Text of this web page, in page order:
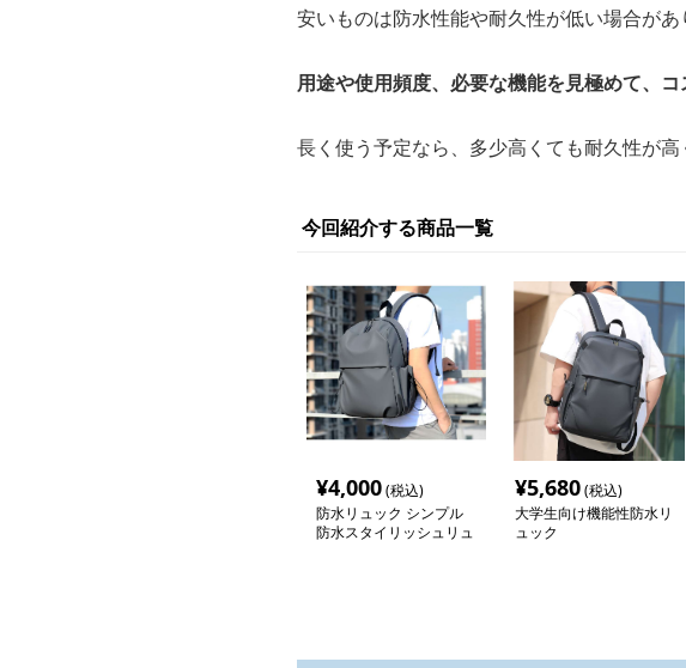
安いものは防水性能や耐久性が低い場合が
用途や使用頻度、必要な機能を見極めて、
長く使う予定なら、多少高くても耐久性が
今回紹介する商品一覧
¥4,000(税込)
防水リュック シンプル
防水スタイリッシュリュ
¥5,680(税込)
大学生向け機能性防水リ
ュック